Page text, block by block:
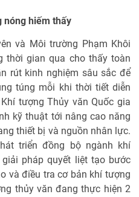
nóng hiếm thấy
và Môi trường Phạm Khôi
thời gian qua cho thấy toàn
rút kinh nghiệm sâu sắc để
túng mỗi khi thời tiết diễn
tượng Thủy văn Quốc gia
kỹ thuật tới nâng cao năng
thiết bị và nguồn nhân lực.
triển đồng bộ ngành khí
pháp quyết liệt tạo bước
và điều tra cơ bản khí tượng
thủy văn đang thực hiện 2